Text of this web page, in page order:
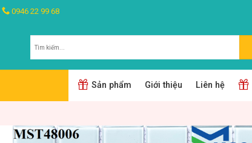
0946 22 99 68
Sản phẩm Giới thiệu Liên hệ